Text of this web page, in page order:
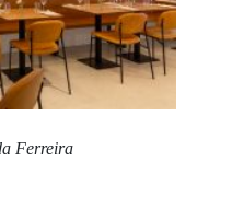
Ferreira